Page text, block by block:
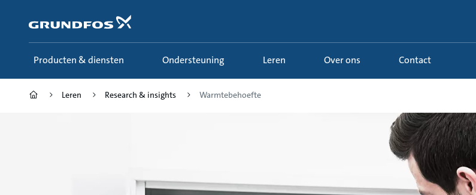
hoofdinhoud
Producten & diensten Ondersteuning Leren Over ons Contact
Leren Research & insights Warmtebehoefte